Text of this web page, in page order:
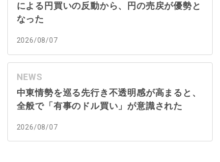
による円買いの反動から、円の売戻が優勢と
なった
2026/08/07
NEWS
中東情勢を巡る先行き不透明感が高まると、
全般で「有事のドル買い」が意識された
2026/08/07